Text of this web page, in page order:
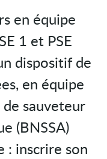
en équipe
1 et PSE
dispositif de
en équipe
sauveteur
(BNSSA)
: inscrire son